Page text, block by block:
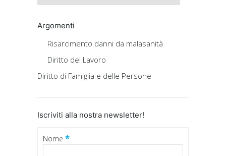
Argomenti
Risarcimento danni da malasanità
Diritto del Lavoro
Diritto di Famiglia e delle Persone
Iscriviti alla nostra newsletter!
Nome *